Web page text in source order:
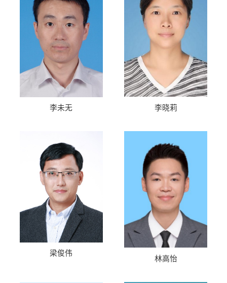
李未无 李晓莉
梁俊伟
林高怡